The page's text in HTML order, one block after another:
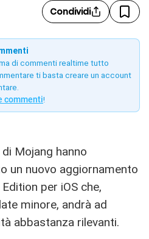
Condividi
di commenti realtime tutto
ti basta creare un account
commenti!
Mojang hanno
un nuovo aggiornamento
per iOS che,
minore, andrà ad
abbastanza rilevanti.